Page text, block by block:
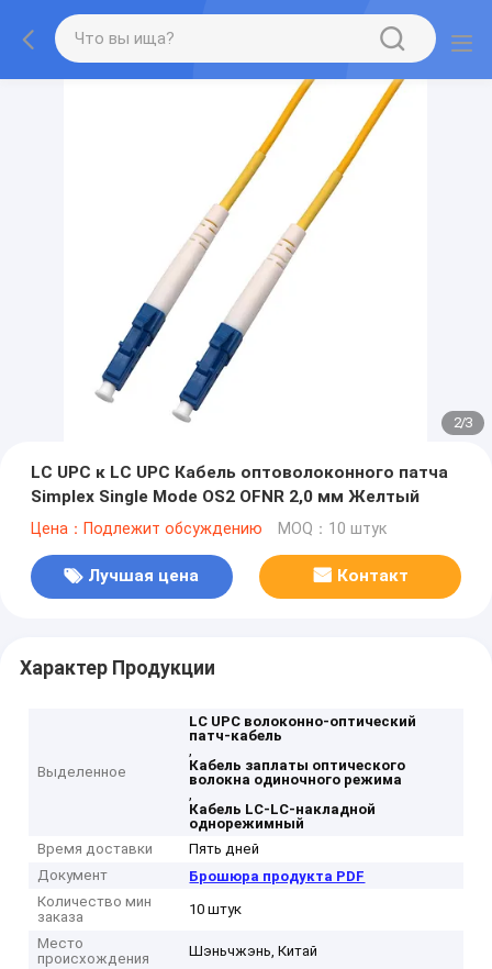
2/3
LC UPC к LC UPC Кабель оптоволоконного патча
Simplex Single Mode OS2 OFNR 2,0 мм Желтый
Цена：Подлежит обсуждению MOQ：10 штук
Лучшая цена Контакт
Характер Продукции
Выделенное
LC UPC волоконно-оптический
патч-кабель
,
Кабель заплаты оптического
волокна одиночного режима
,
Кабель LC-LC-накладной
однорежимный
Время доставки
Пять дней
Документ
Брошюра продукта PDF
Количество мин
заказа
10 штук
Место
происхождения
Шэньчжэнь, Китай